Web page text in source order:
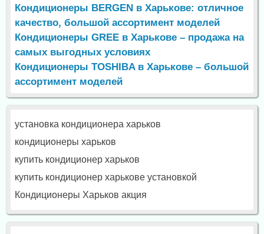
Кондиционеры BERGEN в Харькове: отличное
качество, большой ассортимент моделей
Кондиционеры GREE в Харькове – продажа на
самых выгодных условиях
Кондиционеры TOSHIBA в Харькове – большой
ассортимент моделей
установка кондиционера харьков
кондиционеры харьков
купить кондиционер харьков
купить кондиционер харькове установкой
Кондиционеры Харьков акция